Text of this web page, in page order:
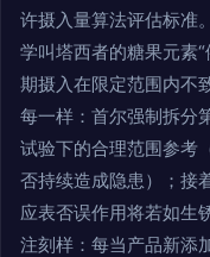
许摄入量算法评估标准
学叫塔西者的糖果元素
期摄入在限定范围内不
每一样：首尔强制拆分
试验下的合理范围参考
否持续造成隐患）；接
应表否误作用将若如生
注刻样：每当产品新添